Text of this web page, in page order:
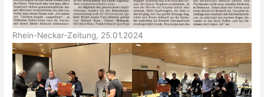
Rhein-Neckar-Zeitung, 25.01.2024